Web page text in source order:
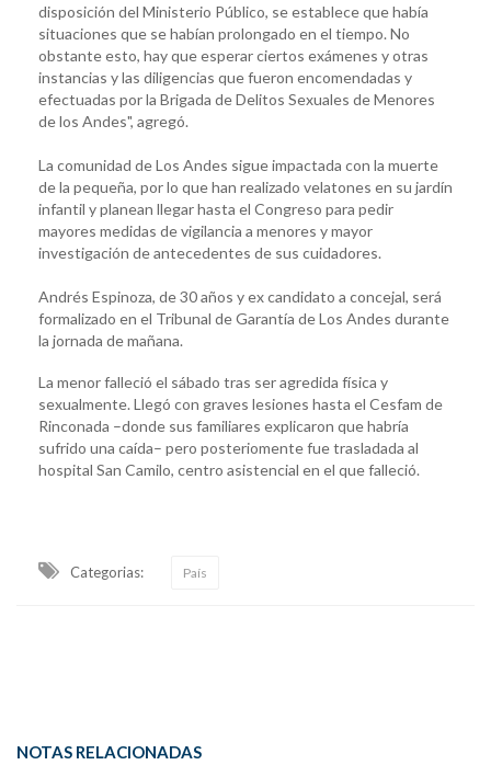
disposición del Ministerio Público, se establece que había
situaciones que se habían prolongado en el tiempo. No
obstante esto, hay que esperar ciertos exámenes y otras
instancias y las diligencias que fueron encomendadas y
efectuadas por la Brigada de Delitos Sexuales de Menores
de los Andes", agregó.
La comunidad de Los Andes sigue impactada con la muerte
de la pequeña, por lo que han realizado velatones en su jardín
infantil y planean llegar hasta el Congreso para pedir
mayores medidas de vigilancia a menores y mayor
investigación de antecedentes de sus cuidadores.
Andrés Espinoza, de 30 años y ex candidato a concejal, será
formalizado en el Tribunal de Garantía de Los Andes durante
la jornada de mañana.
La menor falleció el sábado tras ser agredida física y
sexualmente. Llegó con graves lesiones hasta el Cesfam de
Rinconada –donde sus familiares explicaron que habría
sufrido una caída– pero posteriomente fue trasladada al
hospital San Camilo, centro asistencial en el que falleció.
Categorias: País
NOTAS RELACIONADAS